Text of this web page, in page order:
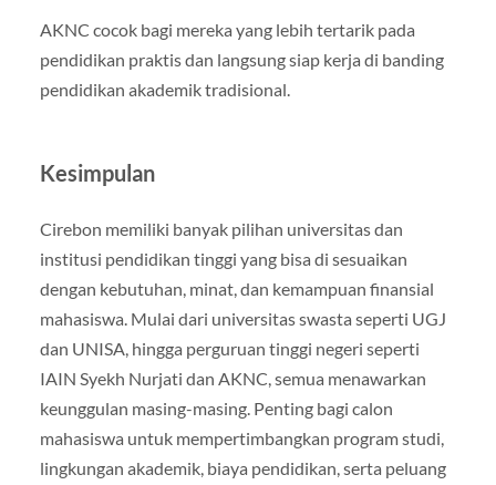
AKNC cocok bagi mereka yang lebih tertarik pada
pendidikan praktis dan langsung siap kerja di banding
pendidikan akademik tradisional.
Kesimpulan
Cirebon memiliki banyak pilihan universitas dan
institusi pendidikan tinggi yang bisa di sesuaikan
dengan kebutuhan, minat, dan kemampuan finansial
mahasiswa. Mulai dari universitas swasta seperti UGJ
dan UNISA, hingga perguruan tinggi negeri seperti
IAIN Syekh Nurjati dan AKNC, semua menawarkan
keunggulan masing-masing. Penting bagi calon
mahasiswa untuk mempertimbangkan program studi,
lingkungan akademik, biaya pendidikan, serta peluang